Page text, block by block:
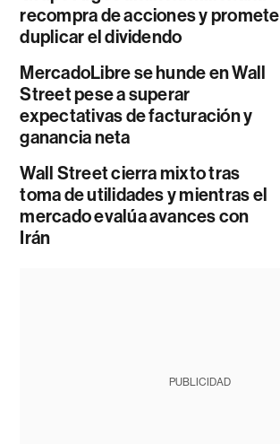
recompra de acciones y promete
duplicar el dividendo
MercadoLibre se hunde en Wall
Street pese a superar
expectativas de facturación y
ganancia neta
Wall Street cierra mixto tras
toma de utilidades y mientras el
mercado evalúa avances con
Irán
PUBLICIDAD